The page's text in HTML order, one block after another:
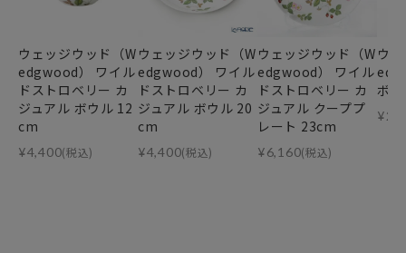
ウェッジウッド（W
edgwood） ワイル
ドストロベリー カ
ジュアル ボウル 12
cm
¥4,400(税込)
ウェッジウッド（W
edgwood） ワイル
ドストロベリー カ
ジュアル ボウル 20
cm
¥4,400(税込)
ウェッジウッド（W
edgwood） ワイル
ドストロベリー カ
ジュアル クーププ
レート 23cm
¥6,160(税込)
ウ
ボ
¥